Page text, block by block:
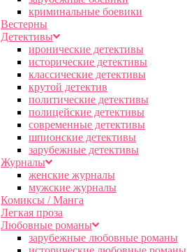
криминальные боевики
Вестерны
Детективы
иронические детективы
исторические детективы
классические детективы
крутой детектив
политические детективы
полицейские детективы
современные детективы
шпионские детективы
зарубежные детективы
Журналы
женские журналы
мужские журналы
Комиксы / Манга
Легкая проза
Любовные романы
зарубежные любовные романы